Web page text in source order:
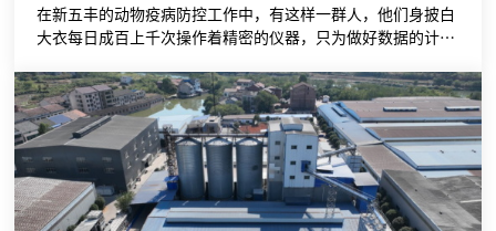
在新五丰的动物疫病防控工作中，有这样一群人，他们身披白
大衣每日成百上千次操作着精密的仪器，只为做好数据的计算
依据，及早防范疫病的蔓延；他们逐字逐句钻研着书本，只为
编写完善最科学有效的生物安全制度……他们，就是默默守护
“二师兄”健康的中心实验室人员。